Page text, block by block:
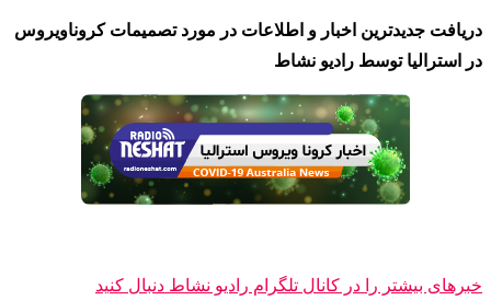
دریافت جدیدترین اخبار و اطلاعات در مورد تصمیمات کروناویروس
در استرالیا توسط رادیو نشاط
خبرهای بیشتر را در کانال تلگرام رادیو نشاط دنبال کنید